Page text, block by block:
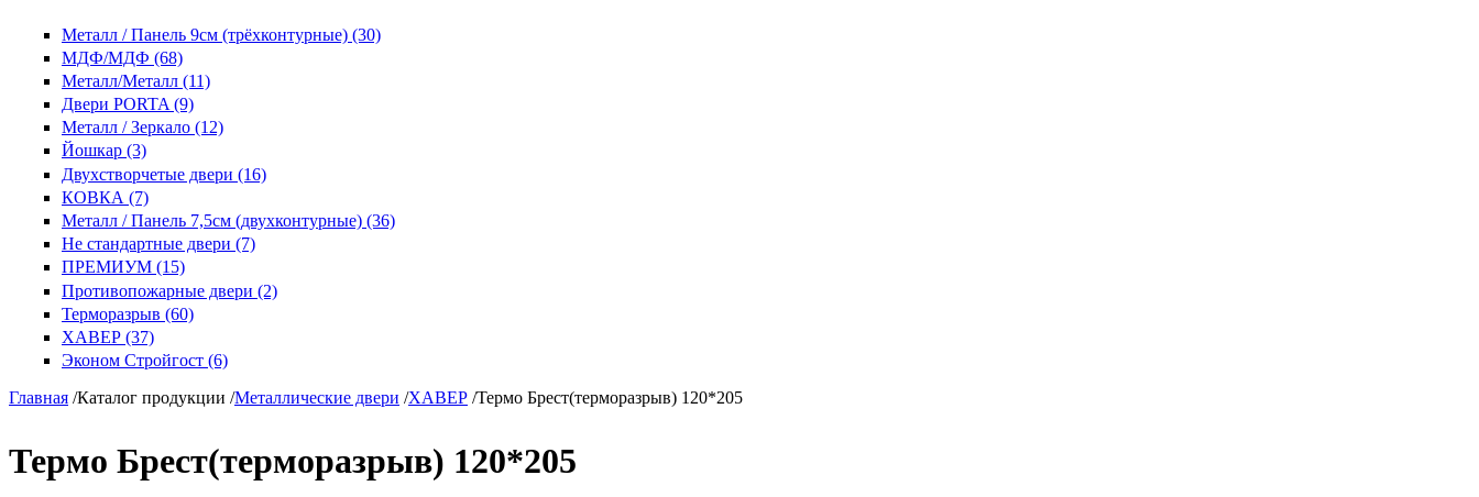
Металл / Панель 9см (трёхконтурные) (30)
МДФ/МДФ (68)
Металл/Металл (11)
Двери PORTA (9)
Металл / Зеркало (12)
Йошкар (3)
Двухстворчетые двери (16)
КОВКА (7)
Металл / Панель 7,5см (двухконтурные) (36)
Не стандартные двери (7)
ПРЕМИУМ (15)
Противопожарные двери (2)
Терморазрыв (60)
ХАВЕР (37)
Эконом Стройгост (6)
Главная /Каталог продукции /Металлические двери /ХАВЕР /Термо Брест(терморазрыв) 120*205
Термо Брест(терморазрыв) 120*205